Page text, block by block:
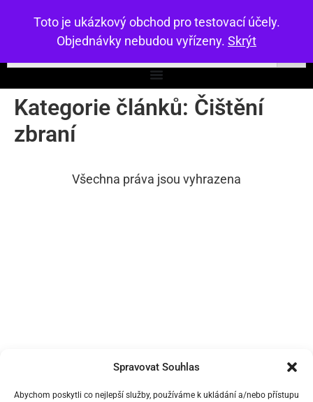
Spravovat Souhlas
Abychom poskytli co nejlepší služby, používáme k ukládání a/nebo přístupu
Toto je ukázkový obchod pro testovací účely.
Objednávky nebudou vyřízeny. Skrýt
Kategorie článků: Čištění
zbraní
Všechna práva jsou vyhrazena